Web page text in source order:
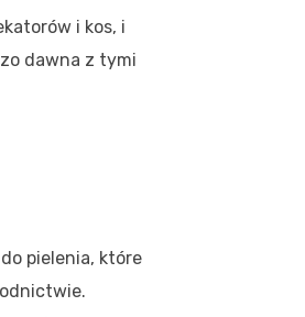
i kos, i
dawna z tymi
do pielenia, które